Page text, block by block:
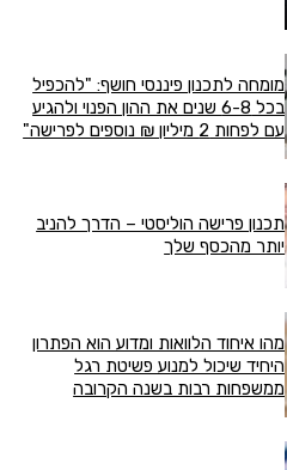
מומחה לתכנון פיננסי חושף: "להכפיל
בכל 6-8 שנים את ההון הפנוי ולהגיע
עם לפחות 2 מיליון ₪ נוספים לפרישה"
תכנון פרישה הוליסטי – הדרך להניב
יותר מהכסף שלך
מהו איחוד הלוואות ומדוע הוא הפתרון
היחיד שיכול למנוע פשיטת רגל
ממשפחות רבות בשנה הקרובה